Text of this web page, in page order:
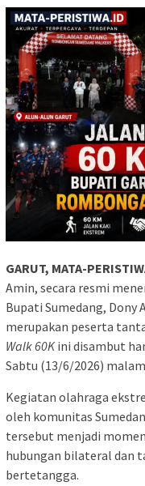
GARUT, MATA-
Amin, secara resmi
Bupati Sumedang, Dony
merupakan peserta
Walk 60Kini disambut
Sabtu (13/6/2026)
Kegiatan olahraga
oleh komunitas
tersebut menjadi
hubungan bilateral dan
bertetangga.